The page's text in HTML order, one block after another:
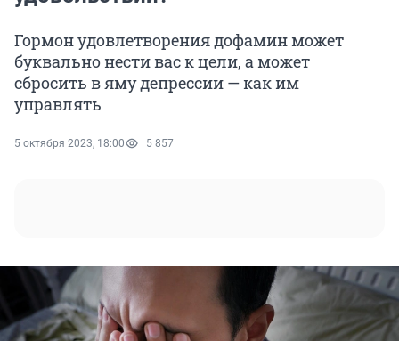
Гормон удовлетворения дофамин может
буквально нести вас к цели, а может
сбросить в яму депрессии — как им
управлять
5 октября 2023, 18:00 5 857